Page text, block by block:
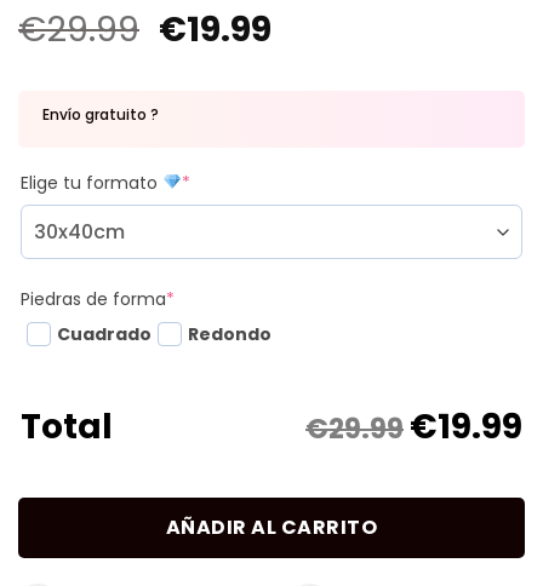
€29.99 €19.99
Envío gratuito ?
Elige tu formato *
Piedras de forma*
Cuadrado
Redondo
Total €29.99€19.99
AÑADIR AL CARRITO